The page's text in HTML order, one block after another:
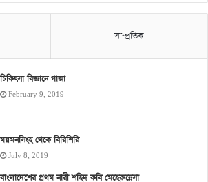
সাম্প্রতিক
চিকিৎসা বিজ্ঞানে গাজা
February 9, 2019
ময়মনসিংহ থেকে বিরিশিরি
July 8, 2019
বাংলাদেশের প্রথম নারী শহিদ কবি মেহেরুন্নেসা